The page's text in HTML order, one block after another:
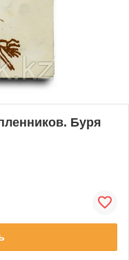
Буря